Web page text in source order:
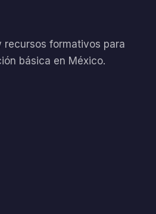
formativos para
básica en México.